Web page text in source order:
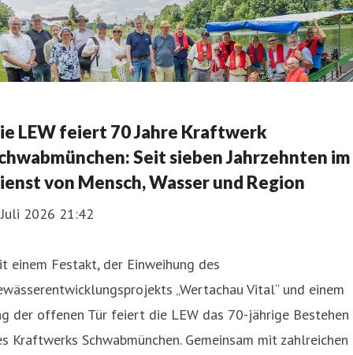
LEW feiert 70 Jahre Kraftwerk
Seit sieben Jahrzehnten im
von Mensch, Wasser und Region
2026 21:42
einem Festakt, der Einweihung des
„Wertachau Vital“ und einem
der offenen Tür feiert die LEW das 70-jährige Bestehen
Kraftwerks Schwabmünchen. Gemeinsam mit zahlreichen